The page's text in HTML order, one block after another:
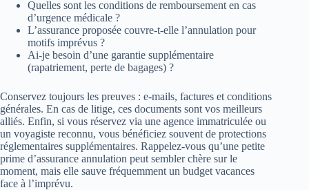
Quelles sont les conditions de remboursement en cas
d’urgence médicale ?
L’assurance proposée couvre-t-elle l’annulation pour
motifs imprévus ?
Ai-je besoin d’une garantie supplémentaire
(rapatriement, perte de bagages) ?
Conservez toujours les preuves : e-mails, factures et conditions
générales. En cas de litige, ces documents sont vos meilleurs
alliés. Enfin, si vous réservez via une agence immatriculée ou
un voyagiste reconnu, vous bénéficiez souvent de protections
réglementaires supplémentaires. Rappelez-vous qu’une petite
prime d’assurance annulation peut sembler chère sur le
moment, mais elle sauve fréquemment un budget vacances
face à l’imprévu.